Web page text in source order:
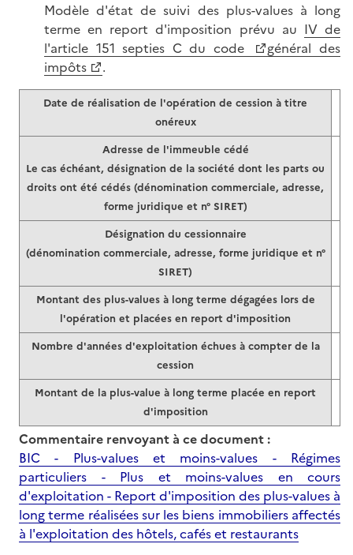
Modèle d'état de suivi des plus-values à long
terme en report d'imposition prévu au IV de
l'article 151 septies C du code
général des
impôts
.
Date de réalisation de l'opération de cession à titre
onéreux
Adresse de l'immeuble cédé
Le cas échéant, désignation de la société dont les parts ou
droits ont été cédés (dénomination commerciale, adresse,
forme juridique et n° SIRET)
Désignation du cessionnaire
(dénomination commerciale, adresse, forme juridique et n°
SIRET)
Montant des plus-values à long terme dégagées lors de
l'opération et placées en report d'imposition
Nombre d'années d'exploitation échues à compter de la
cession
Montant de la plus-value à long terme placée en report
d'imposition
Commentaire renvoyant à ce document :
BIC - Plus-values et moins-values - Régimes
particuliers - Plus et moins-values en cours
d'exploitation - Report d'imposition des plus-values à
long terme réalisées sur les biens immobiliers affectés
à l'exploitation des hôtels, cafés et restaurants